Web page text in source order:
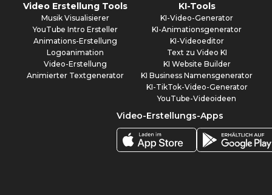
Video Erstellung Tools
Musik Visualisierer
YouTube Intro Ersteller
Animations-Erstellung
Logoanimation
Video-Erstellung
Animierter Textgenerator
KI-Tools
KI-Video-Generator
KI-Animationsgenerator
KI-Videoeditor
Text zu Video KI
KI Website Builder
KI Business Namensgenerator
KI-TikTok-Video-Generator
YouTube-Videoideen
Video-Erstellungs-Apps